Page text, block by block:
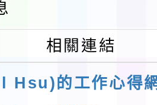
相關連結
Hsu)的工作心得